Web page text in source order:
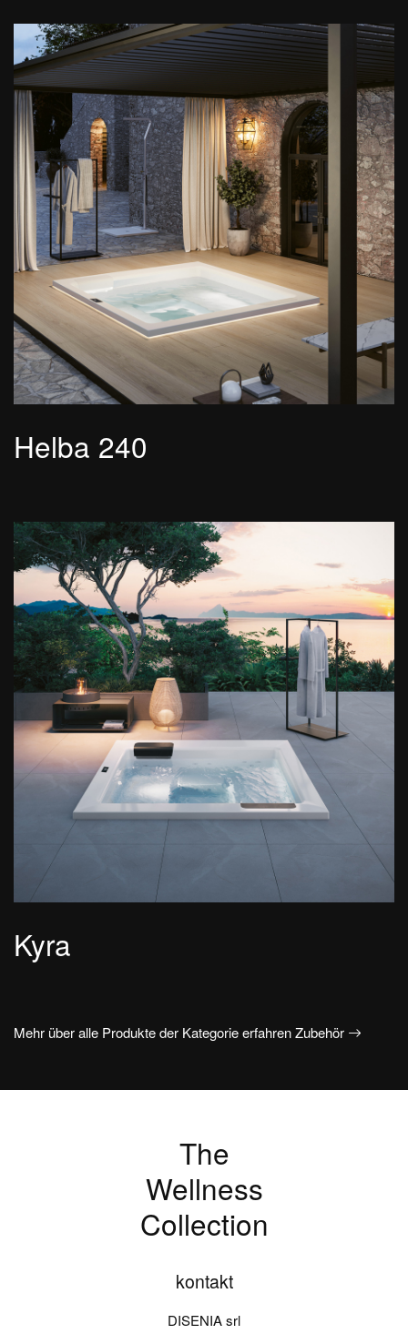
Helba 240
Kyra
Mehr über alle Produkte der Kategorie erfahren Zubehör
The
Wellness
Collection
kontakt
DISENIA srl